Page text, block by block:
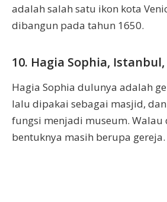
adalah salah satu ikon kota
dibangun pada tahun 1650.
10. Hagia Sophia,
Hagia Sophia dulunya adalah
lalu dipakai sebagai masjid,
fungsi menjadi museum. Walau
bentuknya masih berupa gereja.